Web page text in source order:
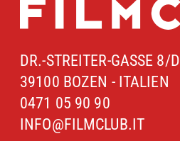
DR.-STREITER-GASSE 8/D
39100 BOZEN - ITALIEN
0471 05 90 90
INFO@FILMCLUB.IT